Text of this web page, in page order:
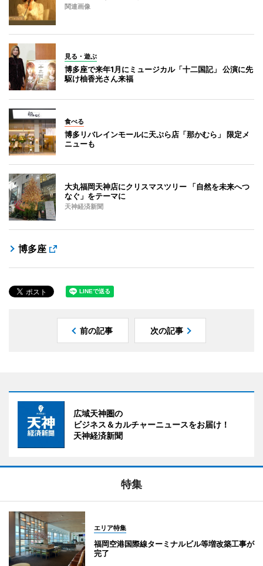
関連画像
見る・遊ぶ
博多座で来年1月にミュージカル「十二国記」 公演に先
駆け柚香光さん来福
食べる
博多リバレインモールに天ぷら店「那かむら」 限定メ
ニューも
大丸福岡天神店にクリスマスツリー 「自然を未来へつ
なぐ」をテーマに
天神経済新聞
博多座
前の記事 次の記事
広域天神圏の
ビジネス＆カルチャーニュースをお届け！
天神経済新聞
特集
エリア特集
福岡空港国際線ターミナルビル等増改築工事が
完了